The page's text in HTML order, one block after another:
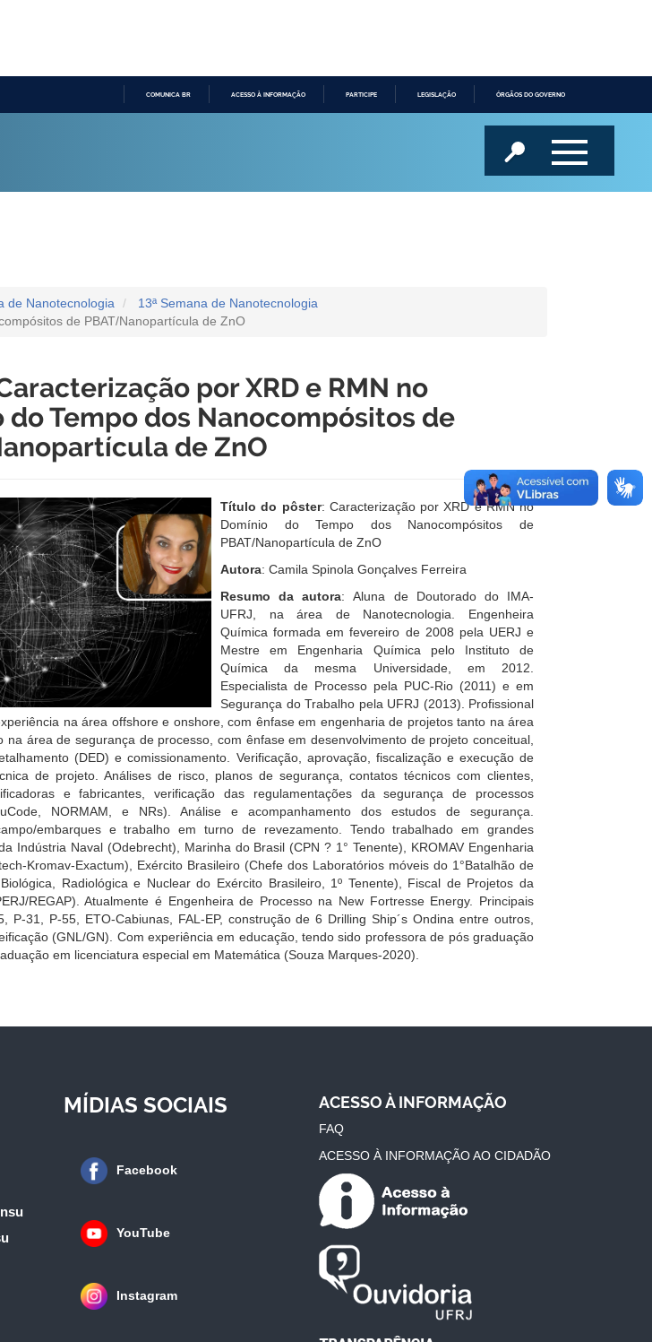
COMUNICA BR ACESSO À INFORMAÇÃO PARTICIPE LEGISLAÇÃO ÓRGÃOS DO GOVERNO
de Nanotecnologia
13ª Semana de Nanotecnologia
de PBAT/Nanopartícula de ZnO
por XRD e RMN no
do Tempo dos Nanocompósitos de
de ZnO
Título do pôster: Caracterização por XRD e RMN no
Domínio do Tempo dos Nanocompósitos de
PBAT/Nanopartícula de ZnO
Autora: Camila Spinola Gonçalves Ferreira
Resumo da autora: Aluna de Doutorado do IMA-
UFRJ, na área de Nanotecnologia. Engenheira
Química formada em fevereiro de 2008 pela UERJ e
Mestre em Engenharia Química pelo Instituto de
Química da mesma Universidade, em 2012.
Especialista de Processo pela PUC-Rio (2011) e em
Segurança do Trabalho pela UFRJ (2013). Profissional
na área offshore e onshore, com ênfase em engenharia de projetos tanto na área
na área de segurança de processo, com ênfase em desenvolvimento de projeto conceitual,
(DED) e comissionamento. Verificação, aprovação, fiscalização e execução de
de projeto. Análises de risco, planos de segurança, contatos técnicos com clientes,
e fabricantes, verificação das regulamentações da segurança de processos
NORMAM, e NRs). Análise e acompanhamento dos estudos de segurança.
embarques e trabalho em turno de revezamento. Tendo trabalhado em grandes
Indústria Naval (Odebrecht), Marinha do Brasil (CPN ? 1° Tenente), KROMAV Engenharia
Kromav-Exactum), Exército Brasileiro (Chefe dos Laboratórios móveis do 1°Batalhão de
Radiológica e Nuclear do Exército Brasileiro, 1º Tenente), Fiscal de Projetos da
REGAP). Atualmente é Engenheira de Processo na New Fortresse Energy. Principais
P-31, P-55, ETO-Cabiunas, FAL-EP, construção de 6 Drilling Ship´s Ondina entre outros,
(GNL/GN). Com experiência em educação, tendo sido professora de pós graduação
em licenciatura especial em Matemática (Souza Marques-2020).
MÍDIAS SOCIAIS
Facebook
YouTube
Instagram
ACESSO À INFORMAÇÃO
FAQ
ACESSO À INFORMAÇÃO AO CIDADÃO